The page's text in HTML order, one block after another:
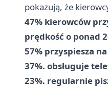
pokazują, że
47% kierowców
prędkość o ponad
57% przyspiesza
37%. obsługuje
23%. regularnie